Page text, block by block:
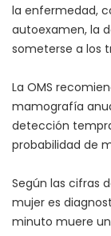
la enfermedad,
autoexamen, la
someterse a los
La OMS
mamografía
detección
probabilidad de
Según las cifras
mujer es
minuto muere